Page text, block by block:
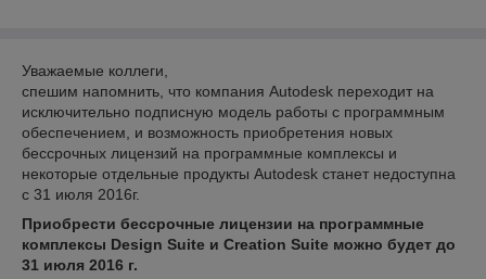
Уважаемые коллеги,
спешим напомнить, что компания Autodesk переходит на
исключительно подписную модель работы с программным
обеспечением, и возможность приобретения новых
бессрочных лицензий на программные комплексы и
некоторые отдельные продукты Autodesk станет недоступна
с 31 июля 2016г.
Приобрести бессрочные лицензии на программные
комплексы Design Suite и Creation Suite можно будет до
31 июля 2016 г.